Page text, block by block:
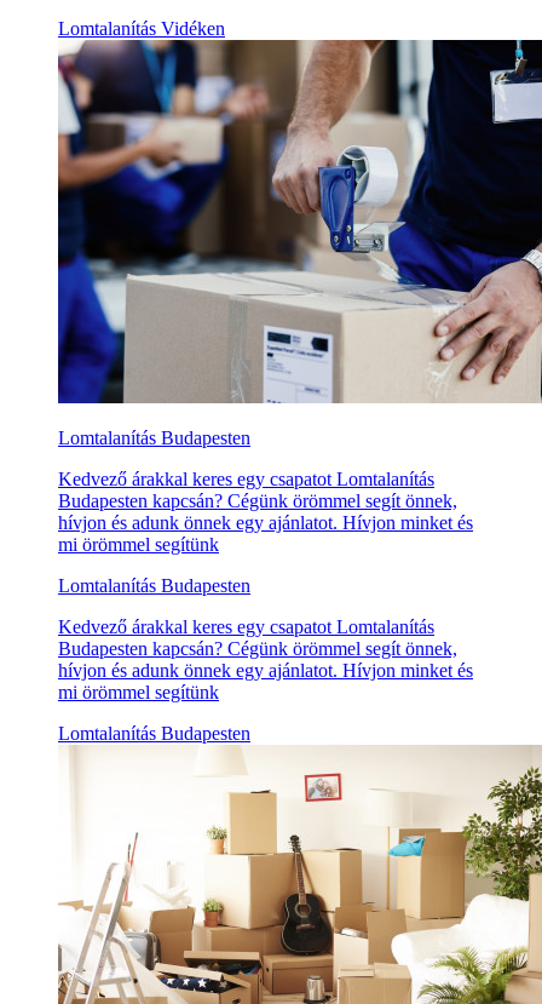
Lomtalanítás Vidéken
Lomtalanítás Budapesten
Kedvező árakkal keres egy csapatot Lomtalanítás
Budapesten kapcsán? Cégünk örömmel segít önnek,
hívjon és adunk önnek egy ajánlatot. Hívjon minket és
mi örömmel segítünk
Lomtalanítás Budapesten
Kedvező árakkal keres egy csapatot Lomtalanítás
Budapesten kapcsán? Cégünk örömmel segít önnek,
hívjon és adunk önnek egy ajánlatot. Hívjon minket és
mi örömmel segítünk
Lomtalanítás Budapesten